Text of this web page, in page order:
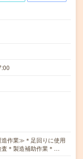
作業≫＊足回りに使用
査＊製造補助作業＊…